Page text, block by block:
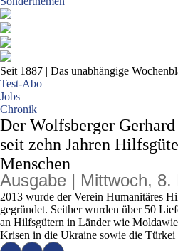
Seit 1887 | Das unabhängige
Test-Abo
Jobs
Chronik
Der Wolfsberger
seit zehn Jahren
Menschen
Ausgabe | Mittwoch, 8.
2013 wurde der Verein Humanitäres
gegründet. Seither wurden über 50
an Hilfsgütern in Länder wie
Krisen in die Ukraine sowie die Türkei